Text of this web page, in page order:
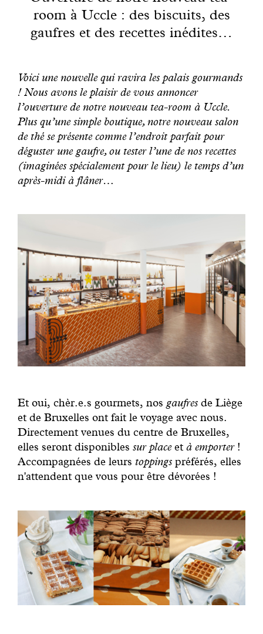
Engagé avec bon sens
Dandoy Family
Boutiques
Mon compte
E-Shop
room à Uccle : des biscuits, des
gaufres et des recettes inédites…
Voici une nouvelle qui ravira les palais gourmands
! Nous avons le plaisir de vous annoncer
l’ouverture de notre nouveau tea-room à Uccle.
Plus qu’une simple boutique, notre nouveau salon
de thé se présente comme l’endroit parfait pour
déguster une gaufre, ou tester l’une de nos recettes
(imaginées spécialement pour le lieu) le temps d’un
après-midi à flâner…
Et oui, chèr.e.s gourmets, nos gaufresde Liège
et de Bruxelles ont fait le voyage avec nous.
Directement venues du centre de Bruxelles,
elles seront disponibles sur placeetà emporter!
Accompagnées de leurs toppingspréférés, elles
n'attendent que vous pour être dévorées !